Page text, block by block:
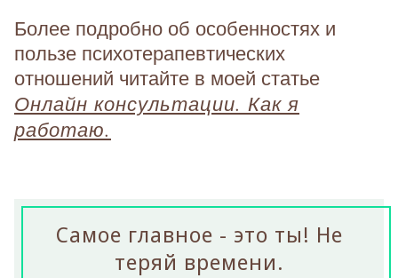
Более подробно об особенностях и
пользе психотерапевтических
отношений читайте в моей статье
Онлайн консультации. Как я
работаю.
Самое главное - это ты! Не
теряй времени.